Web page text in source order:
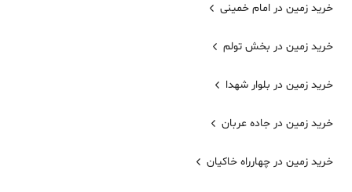
خرید زمین در امام خمینی
خرید زمین در بخش تولم
خرید زمین در بلوار شهدا
خرید زمین در جاده عربان
خرید زمین در چهارراه خاکیان